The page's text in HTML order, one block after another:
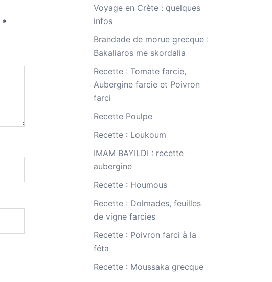
*
Voyage en Crète : quelques
infos
Brandade de morue grecque :
Bakaliaros me skordalia
Recette : Tomate farcie,
Aubergine farcie et Poivron
farci
Recette Poulpe
Recette : Loukoum
IMAM BAYILDI : recette
aubergine
Recette : Houmous
Recette : Dolmades, feuilles
de vigne farcies
Recette : Poivron farci à la
féta
Recette : Moussaka grecque